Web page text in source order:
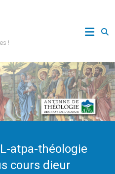
!
atpa-théologie
cours dieur